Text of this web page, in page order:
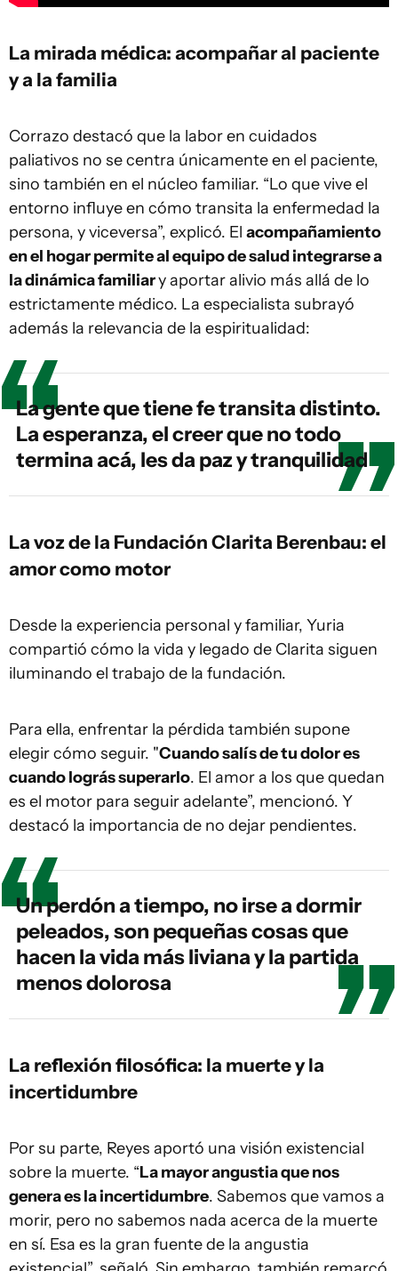
La mirada médica: acompañar al paciente
y a la familia
Corrazo destacó que la labor en cuidados
paliativos no se centra únicamente en el paciente,
sino también en el núcleo familiar. “Lo que vive el
entorno influye en cómo transita la enfermedad la
persona, y viceversa”, explicó. El acompañamiento
en el hogar permite al equipo de salud integrarse a
la dinámica familiary aportar alivio más allá de lo
estrictamente médico. La especialista subrayó
además la relevancia de la espiritualidad:
La gente que tiene fe transita distinto.
La esperanza, el creer que no todo
termina acá, les da paz y tranquilidad
La voz de la Fundación Clarita Berenbau: el
amor como motor
Desde la experiencia personal y familiar, Yuria
compartió cómo la vida y legado de Clarita siguen
iluminando el trabajo de la fundación.
Para ella, enfrentar la pérdida también supone
elegir cómo seguir. "Cuando salís de tu dolor es
cuando lográs superarlo. El amor a los que quedan
es el motor para seguir adelante”, mencionó. Y
destacó la importancia de no dejar pendientes.
Un perdón a tiempo, no irse a dormir
peleados, son pequeñas cosas que
hacen la vida más liviana y la partida
menos dolorosa
La reflexión filosófica: la muerte y la
incertidumbre
Por su parte, Reyes aportó una visión existencial
sobre la muerte. “La mayor angustia que nos
genera es la incertidumbre. Sabemos que vamos a
morir, pero no sabemos nada acerca de la muerte
en sí. Esa es la gran fuente de la angustia